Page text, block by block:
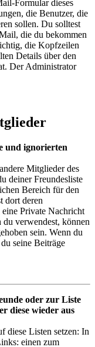
Formular dieses
die Benutzer, die
sollen. Du solltest
die du bekommen
die Kopfzeilen
Details über den
Der Administrator
und ignorierten
Mitglieder des
deiner Freundesliste
Bereich für den
dort deren
Private Nachricht
verwendest, können
sein. Wenn du
seine Beiträge
oder zur Liste
diese wieder aus
diese Listen setzen: In
einen zum